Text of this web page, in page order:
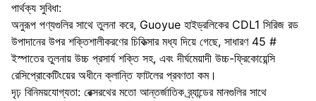
পার্থক্য সুবিধা:
অনুরূপ পণ্যগুলির সাথে তুলনা করে, Guoyue হাইড্রলিকের CDL1 সিরিজ রড
উপাদানের উপর শক্তিশালীকরণের চিকিত্সার মধ্য দিয়ে গেছে, সাধারণ 45 #
ইস্পাতের তুলনায় উচ্চ প্রসার্য শক্তি সহ, এবং দীর্ঘমেয়াদী উচ্চ-ফ্রিকোয়েন্সি
রেসিপ্রোকেটিংয়ের অধীনে ক্লান্তি ফাটলের প্রবণতা কম।
দৃঢ় বিনিময়যোগ্যতা: রেক্সরথের মতো আন্তর্জাতিক ব্র্যান্ডের মানগুলির সাথে